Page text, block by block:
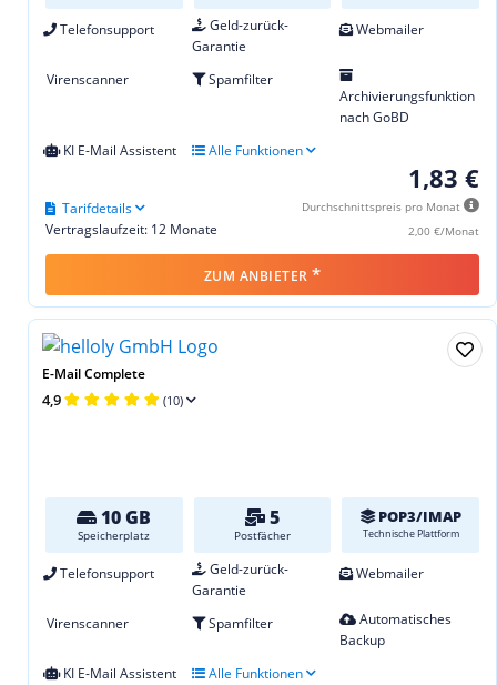
Telefonsupport
Geld-zurück-
Garantie
Webmailer
Virenscanner
Spamfilter
Archivierungsfunktion
nach GoBD
KI E-Mail Assistent
Alle Funktionen
1,83 €
Durchschnittspreis pro Monat
2,00 €/Monat
Vertragslaufzeit: 12 Monate
Tarifdetails
ZUM ANBIETER *
E-Mail Complete
4,9 (10)
10 GB
Speicherplatz
5
Postfächer
POP3/IMAP
Technische Plattform
Telefonsupport
Geld-zurück-
Garantie
Webmailer
Virenscanner Spamfilter
Automatisches
Backup
KI E-Mail Assistent
Alle Funktionen